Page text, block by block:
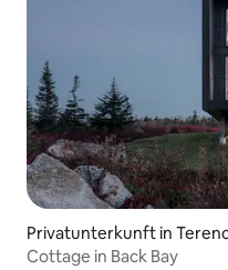
Privatunterkunft in
Cottage in Back Bay